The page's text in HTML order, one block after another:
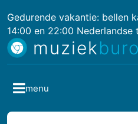
Gedurende vakantie: bellen
14:00 en 22:00 Nederlandse
muziek
menu